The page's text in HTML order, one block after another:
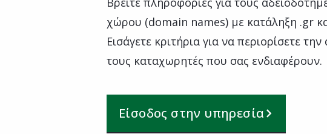
χώρου (domain names) με κατάληξη .gr
Εισάγετε κριτήρια για να περιορίσετε
τους καταχωρητές που σας ενδιαφέρουν.
Είσοδος στην υπηρεσία